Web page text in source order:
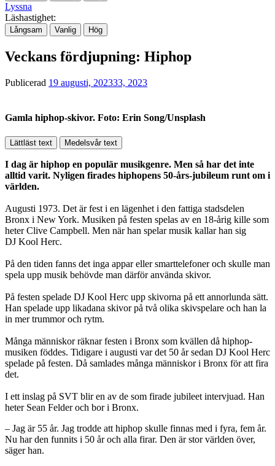
Lyssna
Läshastighet:
Långsam Vanlig Hög
Veckans fördjupning: Hiphop
Publicerad 19 augusti, 202333, 2023
Gamla hiphop-skivor. Foto: Erin Song/Unsplash
Lättläst text Medelsvår text
I dag är hiphop en populär musikgenre. Men så har det inte
alltid varit. Nyligen firades hiphopens 50-års-jubileum runt om i
världen.
Augusti 1973. Det är fest i en lägenhet i den fattiga stadsdelen
Bronx i New York. Musiken på festen spelas av en 18-årig kille som
heter Clive Campbell. Men när han spelar musik kallar han sig
DJ Kool Herc.
På den tiden fanns det inga appar eller smarttelefoner och skulle man
spela upp musik behövde man därför använda skivor.
På festen spelade DJ Kool Herc upp skivorna på ett annorlunda sätt.
Han spelade upp likadana skivor på två olika skivspelare och han la
in mer trummor och rytm.
Många människor räknar festen i Bronx som kvällen då hiphop-
musiken föddes. Tidigare i augusti var det 50 år sedan DJ Kool Herc
spelade på festen. Då samlades många människor i Bronx för att fira
det.
I ett inslag på SVT blir en av de som firade jubileet intervjuad. Han
heter Sean Felder och bor i Bronx.
– Jag är 55 år. Jag trodde att hiphop skulle finnas med i fyra, fem år.
Nu har den funnits i 50 år och alla firar. Den är stor världen över,
säger han.